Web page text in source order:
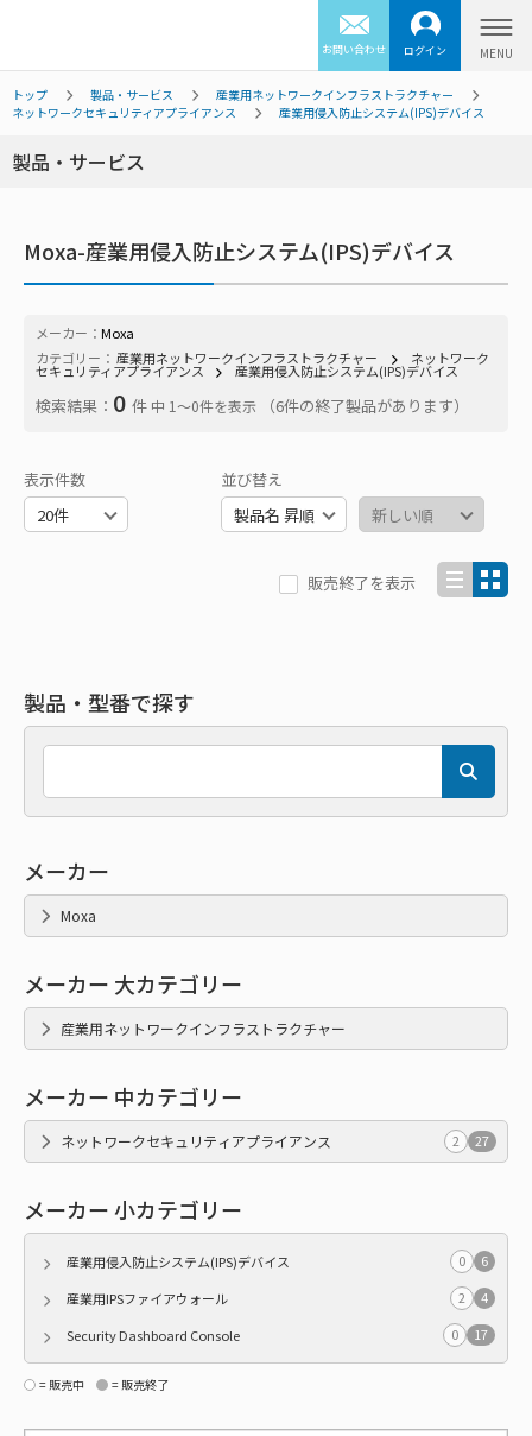
お問い合わせ ログイン
トップ 製品・サービス
産業用ネットワークインフラストラクチャー
ネットワークセキュリティアプライアンス
産業用侵入防止システム(IPS)デバイス
製品・サービス
Moxa-産業用侵入防止システム(IPS)デバイス
メーカー： Moxa
カテゴリー： 産業用ネットワークインフラストラクチャー ネットワーク
セキュリティアプライアンス 産業用侵入防止システム(IPS)デバイス
検索結果： 0 件 中 1〜0件を表示 （6件の終了製品があります）
表示件数 並び替え
販売終了を表示
製品・型番で探す
メーカー
Moxa
メーカー 大カテゴリー
産業用ネットワークインフラストラクチャー
メーカー 中カテゴリー
ネットワークセキュリティアプライアンス 2 27
メーカー 小カテゴリー
産業用侵入防止システム(IPS)デバイス 0
6
産業用IPSファイアウォール
2
4
Security Dashboard Console
0 17
= 販売中 = 販売終了